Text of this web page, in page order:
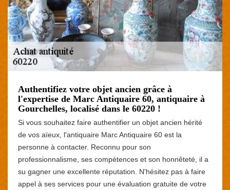
Authentifiez votre objet ancien grâce à
l'expertise de Marc Antiquaire 60, antiquaire à
Gourchelles, localisé dans le 60220 !
Si vous souhaitez faire authentifier un objet ancien hérité
de vos aïeux, l'antiquaire Marc Antiquaire 60 est la
personne à contacter. Reconnu pour son
professionnalisme, ses compétences et son honnêteté, il a
su gagner une excellente réputation. N'hésitez pas à faire
appel à ses services pour une évaluation gratuite de votre